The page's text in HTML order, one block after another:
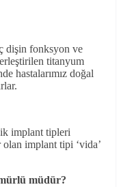
dişin fonksyon ve
titanyum
hastalarımız doğal
implant tipleri
implant tipi ‘vida’
müdür?